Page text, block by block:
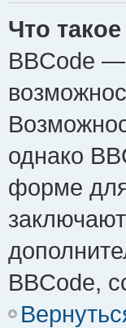
Что
BBCode
однако
форме
BBCode,